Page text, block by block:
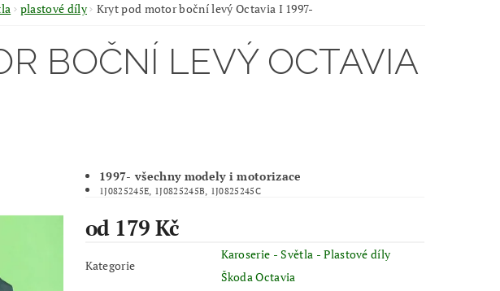
plastové díly Kryt pod motor boční levý Octavia I 1997-
BOČNÍ LEVÝ OCTAVIA
1997- všechny modely i motorizace
1J0825245E, 1J0825245B, 1J0825245C
od 179 Kč
Kategorie
Karoserie - Světla - Plastové díly
Škoda Octavia